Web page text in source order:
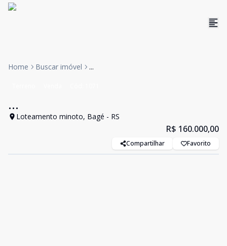
Home Buscar imóvel ...
...
Loteamento minoto, Bagé - RS
R$ 160.000,00
Compartilhar Favorito